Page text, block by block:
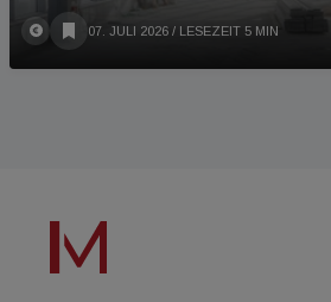
07. JULI 2026 / LESEZEIT 5 MIN